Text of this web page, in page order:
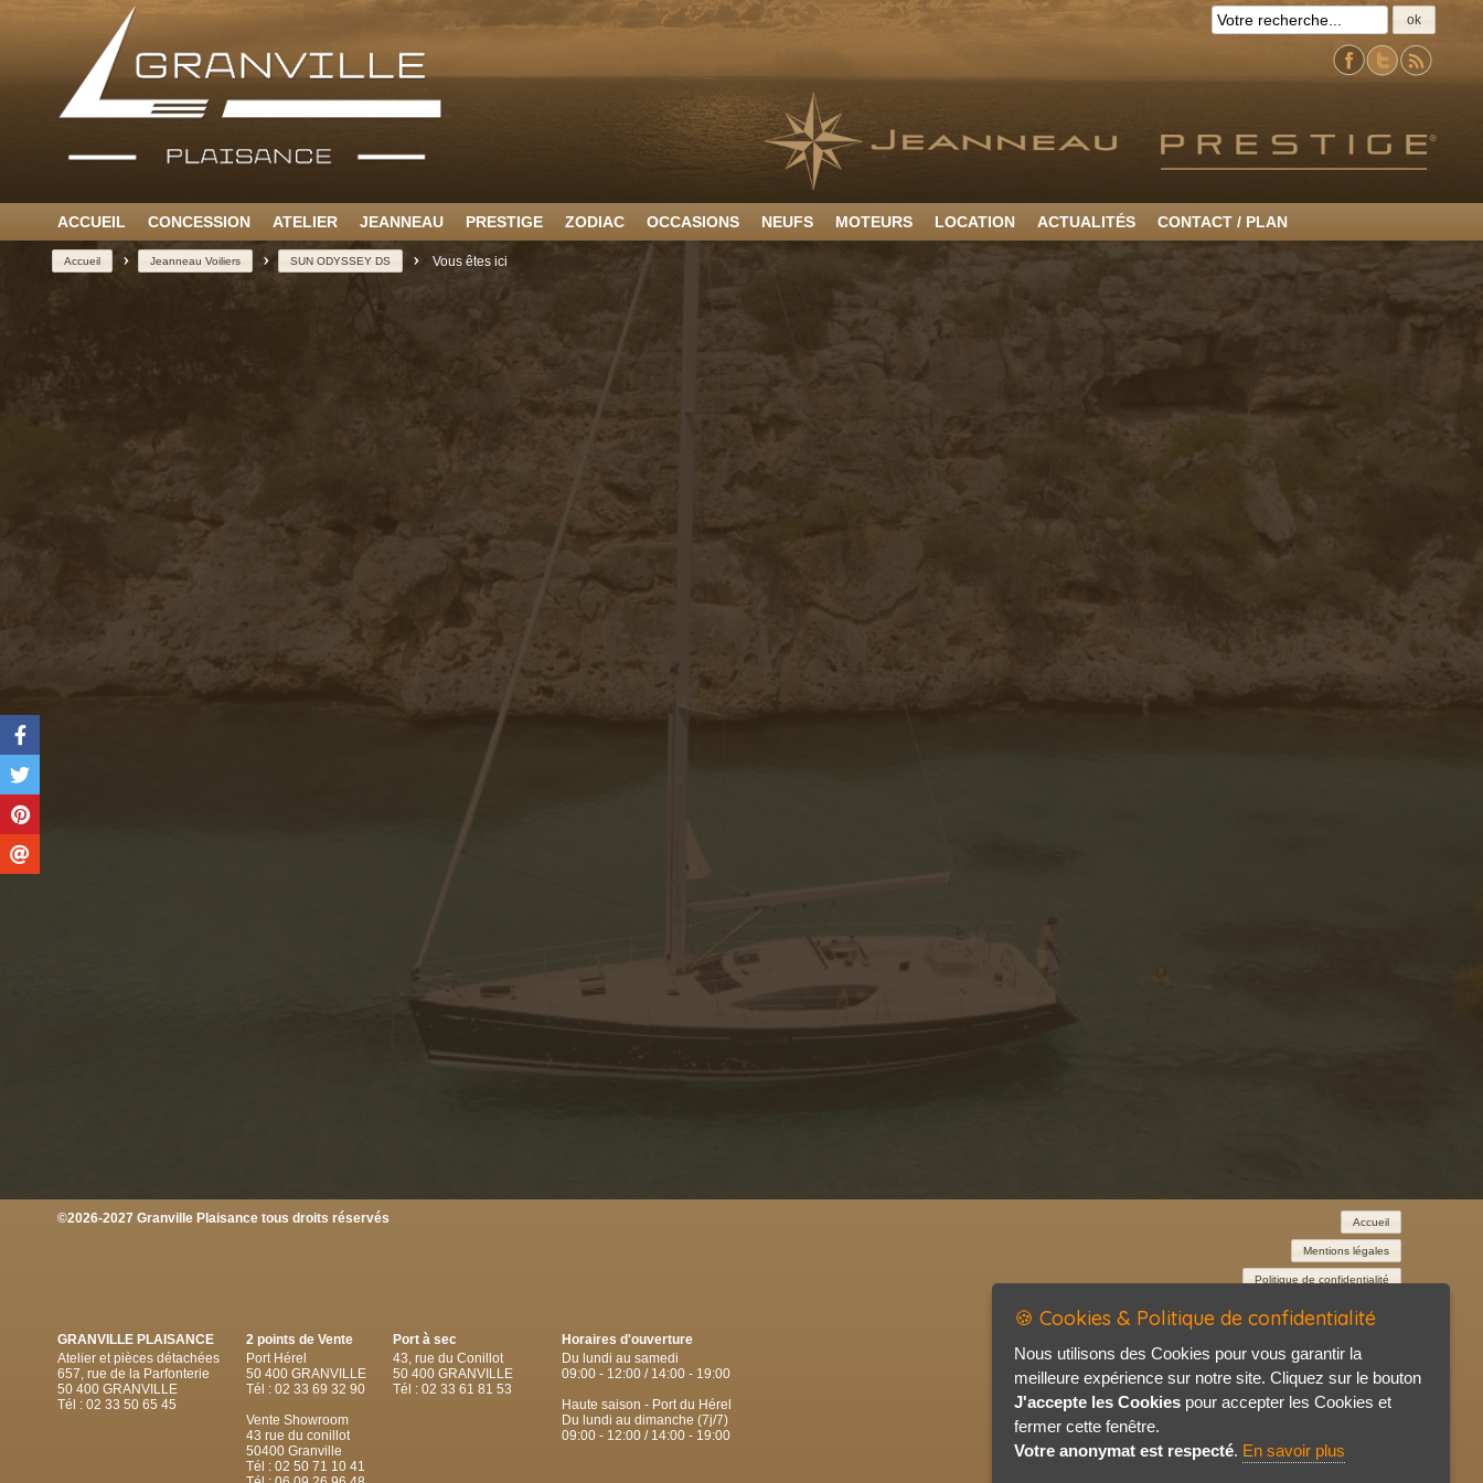
ACCUEIL CONCESSION ATELIER JEANNEAU PRESTIGE ZODIAC OCCASIONS NEUFS MOTEURS LOCATION ACTUALITÉS CONTACT / PLAN
ok
Accueil > Jeanneau Voiliers > SUN ODYSSEY DS > Vous êtes ici
©2026-2027 Granville Plaisance tous droits réservés Accueil
Mentions légales
Politique de confidentialité
Contact / Plan
GRANVILLE PLAISANCE
Atelier et pièces détachées
657, rue de la Parfonterie
50 400 GRANVILLE
Tél : 02 33 50 65 45
2 points de Vente
Port Hérel
50 400 GRANVILLE
Tél : 02 33 69 32 90
Vente Showroom
43 rue du conillot
50400 Granville
Tél : 02 50 71 10 41
Port à sec
43, rue du Conillot
50 400 GRANVILLE
Tél : 02 33 61 81 53
Horaires d'ouverture
Du lundi au samedi
09:00 - 12:00 / 14:00 - 19:00
Haute saison - Port du Hérel
Du lundi au dimanche (7j/7)
09:00 - 12:00 / 14:00 - 19:00
🍪 Cookies & Politique de confidentialité
Nous utilisons des Cookies pour vous garantir la
meilleure expérience sur notre site. Cliquez sur le bouton
J'accepte les Cookies pour accepter les Cookies et
fermer cette fenêtre.
Votre anonymat est respecté. En savoir plus